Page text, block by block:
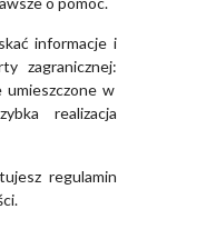
informacje i
zagranicznej:
umieszczone w
realizacja
regulamin